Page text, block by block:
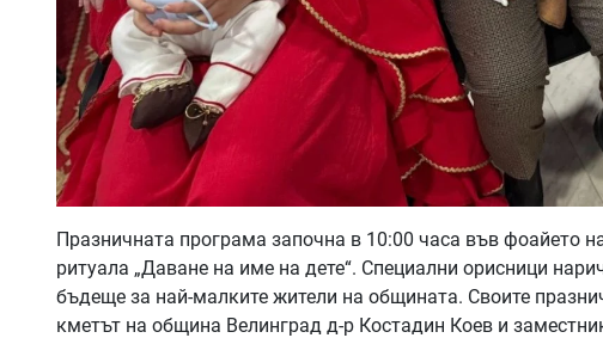
Празничната програма започна в 10:00 часа във фоайето
ритуала „Даване на име на дете“. Специални орисници
бъдеще за най-малките жители на общината. Своите
кметът на община Велинград д-р Костадин Коев и